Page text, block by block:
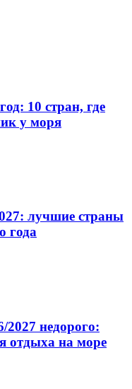
10 стран, где
у моря
лучшие страны
года
2027 недорого:
отдыха на море